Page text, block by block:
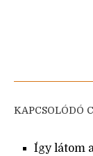
KAPCSOLÓDÓ
Így látom